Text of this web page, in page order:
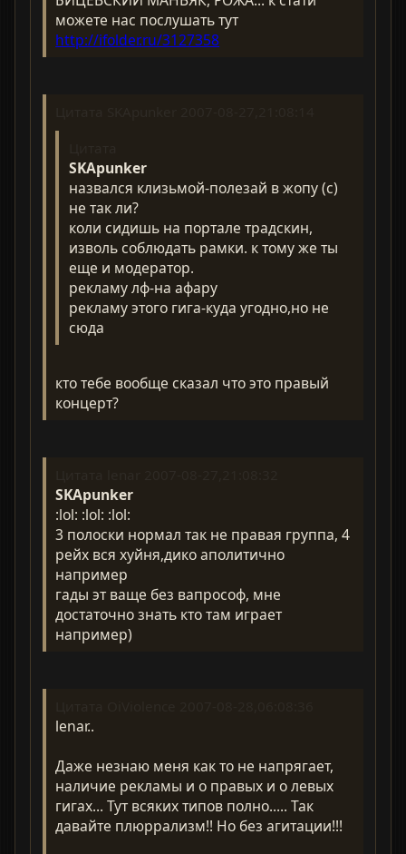
можете нас послушать тут
http://ifolder.ru/3127358
SKApunker
назвался клизьмой-полезай в жопу (с)
не так ли?
коли сидишь на портале традскин,
изволь соблюдать рамки. к тому же ты
еще и модератор.
рекламу лф-на афару
рекламу этого гига-куда угодно,но не
сюда
кто тебе вообще сказал что это правый
концерт?
SKApunker
:lol: :lol: :lol:
3 полоски нормал так не правая группа, 4
рейх вся хуйня,дико аполитично
например
гады эт ваще без вапрософ, мне
достаточно знать кто там играет
например)
lenar..
Даже незнаю меня как то не напрягает,
наличие рекламы и о правых и о левых
гигах... Тут всяких типов полно..... Так
давайте плюррализм!! Но без агитации!!!